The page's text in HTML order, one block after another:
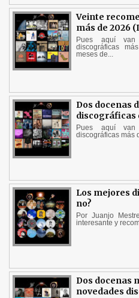
Veinte
más de 2026
Pues aquí van
discográficas
meses de...
Dos docenas
discográficas
Pues aquí van
discográficas más
Los mejores
no?
Por Juanjo
interesante y
Dos docenas
novedades